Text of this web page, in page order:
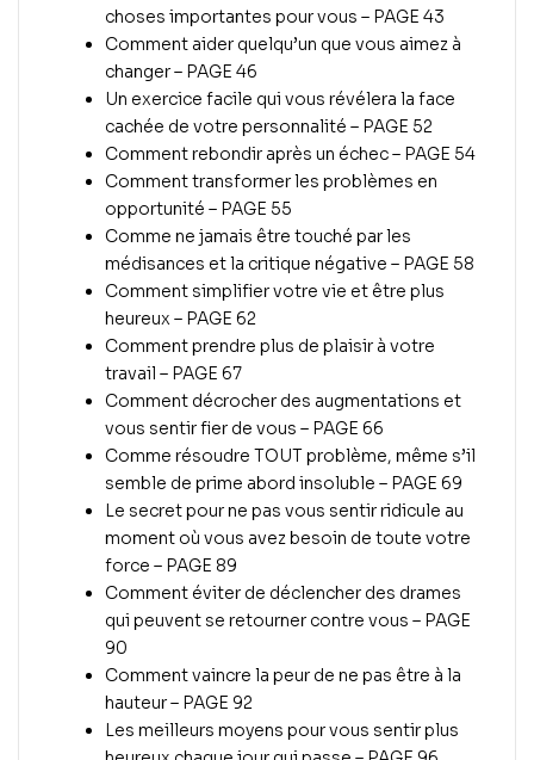
choses importantes pour vous – PAGE 43
Comment aider quelqu’un que vous aimez à
changer – PAGE 46
Un exercice facile qui vous révélera la face
cachée de votre personnalité – PAGE 52
Comment rebondir après un échec – PAGE 54
Comment transformer les problèmes en
opportunité – PAGE 55
Comme ne jamais être touché par les
médisances et la critique négative – PAGE 58
Comment simplifier votre vie et être plus
heureux – PAGE 62
Comment prendre plus de plaisir à votre
travail – PAGE 67
Comment décrocher des augmentations et
vous sentir fier de vous – PAGE 66
Comme résoudre TOUT problème, même s’il
semble de prime abord insoluble – PAGE 69
Le secret pour ne pas vous sentir ridicule au
moment où vous avez besoin de toute votre
force – PAGE 89
Comment éviter de déclencher des drames
qui peuvent se retourner contre vous – PAGE
90
Comment vaincre la peur de ne pas être à la
hauteur – PAGE 92
Les meilleurs moyens pour vous sentir plus